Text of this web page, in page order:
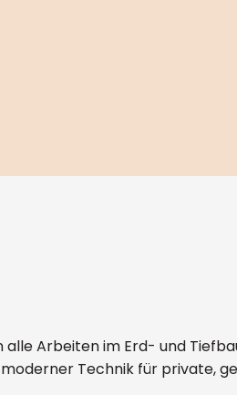
Arbeiten im Erd- und
Technik für private,